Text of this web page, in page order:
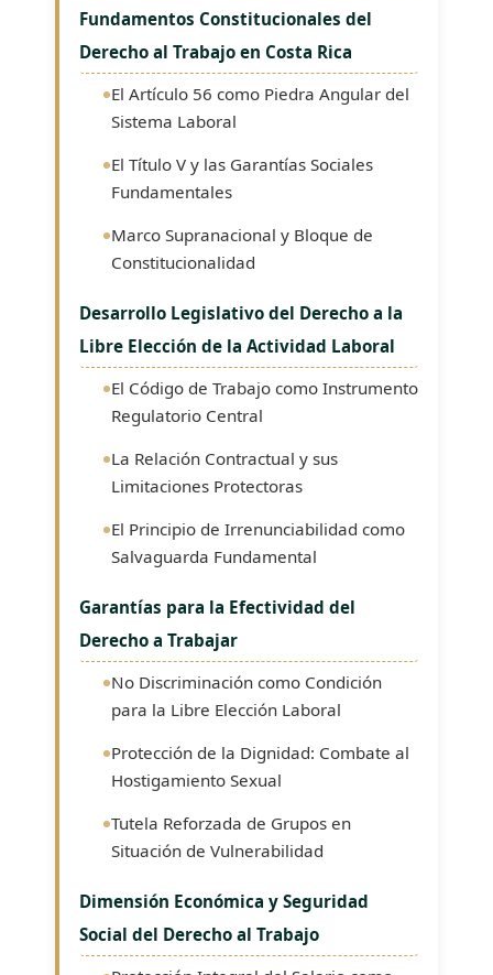
Fundamentos Constitucionales del
Derecho al Trabajo en Costa Rica
El Artículo 56 como Piedra Angular del
Sistema Laboral
El Título V y las Garantías Sociales
Fundamentales
Marco Supranacional y Bloque de
Constitucionalidad
Desarrollo Legislativo del Derecho a la
Libre Elección de la Actividad Laboral
El Código de Trabajo como Instrumento
Regulatorio Central
La Relación Contractual y sus
Limitaciones Protectoras
El Principio de Irrenunciabilidad como
Salvaguarda Fundamental
Garantías para la Efectividad del
Derecho a Trabajar
No Discriminación como Condición
para la Libre Elección Laboral
Protección de la Dignidad: Combate al
Hostigamiento Sexual
Tutela Reforzada de Grupos en
Situación de Vulnerabilidad
Dimensión Económica y Seguridad
Social del Derecho al Trabajo